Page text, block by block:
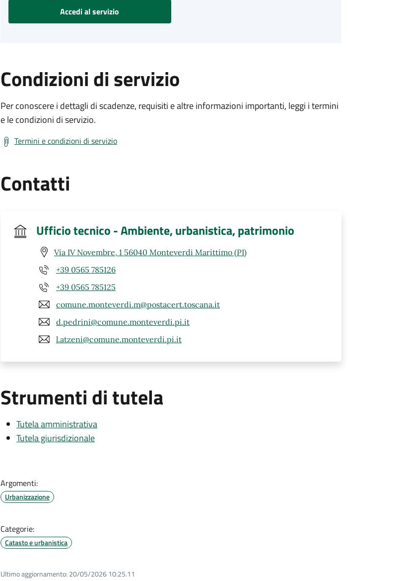
Accedi al servizio
Condizioni di servizio
Per conoscere i dettagli di scadenze, requisiti e altre informazioni importanti, leggi i termini
e le condizioni di servizio.
Termini e condizioni di servizio
Contatti
Ufficio tecnico - Ambiente, urbanistica, patrimonio
Via IV Novembre, 1 56040 Monteverdi Marittimo (PI)
+39 0565 785126
+39 0565 785125
comune.monteverdi.m@postacert.toscana.it
d.pedrini@comune.monteverdi.pi.it
l.atzeni@comune.monteverdi.pi.it
Strumenti di tutela
Tutela amministrativa
Tutela giurisdizionale
Argomenti:
Urbanizzazione
Categorie:
Catasto e urbanistica
Ultimo aggiornamento: 20/05/2026 10:25.11